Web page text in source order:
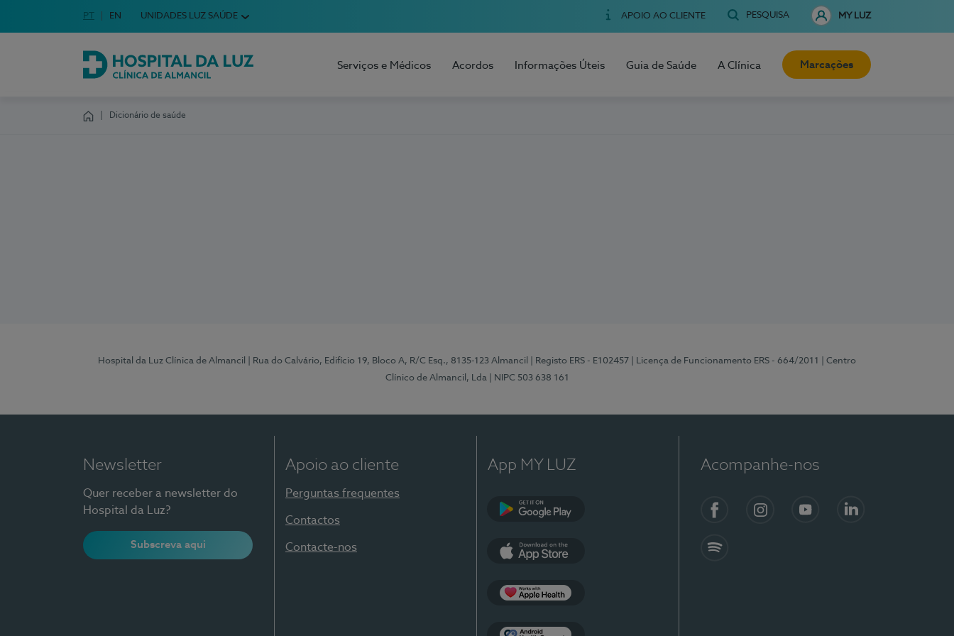
Escolha o seu idioma
Idioma em Português
PT English Language
EN UNIDADES LUZ SAÚDE APOIO AO CLIENTE PESQUISA MY LUZ
Hospital da Luz Clínica de Almancil
Serviços e Médicos Acordos Informações Úteis Guia de Saúde A Clínica Marcações
Dicionário de saúde
Hospital da Luz Clínica de Almancil | Rua do Calvário, Edifício 19, Bloco A, R/C Esq., 8135-123 Almancil | Registo ERS - E102457 | Licença de Funcionamento ERS - 664/2011
| Centro
Clínico de Almancil, Lda
| NIPC 503 638 161
Newsletter
Quer receber a newsletter do
Hospital da Luz?
Subscreva aqui
Apoio ao cliente
Perguntas frequentes
Contactos
Contacte-nos
App MY LUZ Acompanhe-nos